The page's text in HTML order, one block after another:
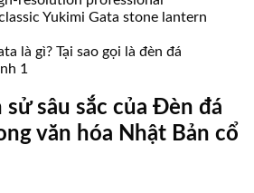
là gì? Tại sao gọi là đèn đá
1
sử sâu sắc của Đèn đá
văn hóa Nhật Bản cổ